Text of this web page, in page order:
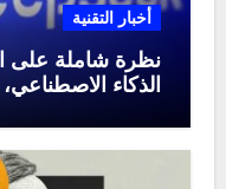
أخبار التقنية
نظرة شاملة على
الذكاء